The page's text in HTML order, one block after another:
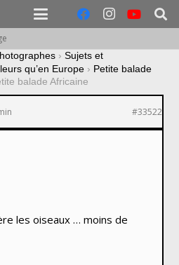
› Sujets et
qu’en Europe › Petite balade
balade Africaine
#33522
les oiseaux … moins de